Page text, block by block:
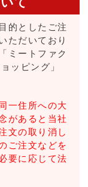
的としたご注
ただいており
ミートファク
ッピング」
一住所への大
があると当社
文の取り消し
ご注文などを
要に応じて法